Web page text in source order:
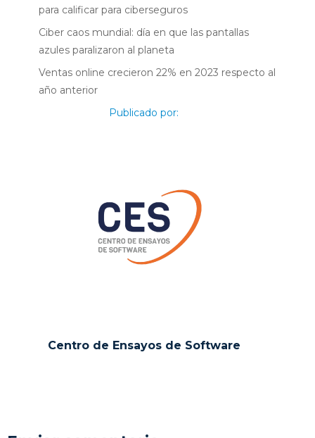
para calificar para ciberseguros
Ciber caos mundial: día en que las pantallas
azules paralizaron al planeta
Ventas online crecieron 22% en 2023 respecto al
año anterior
Publicado por:
Centro de Ensayos de Software